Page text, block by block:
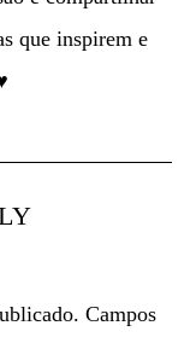
que inspirem e
Campos